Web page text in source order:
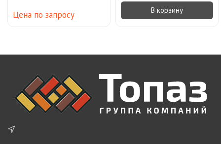
Цена по запросу В корзину